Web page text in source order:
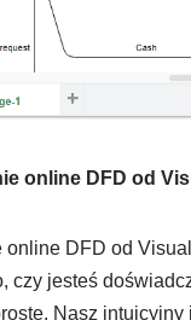
online DFD od
online DFD od
czy jesteś
Nasz